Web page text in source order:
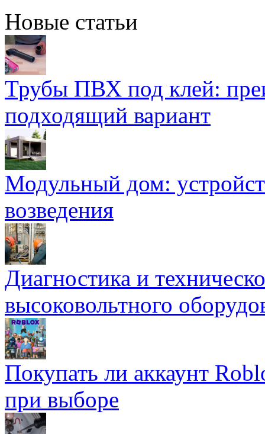
Новые статьи
Трубы ПВХ под клей:
подходящий вариант
Модульный дом:
возведения
Диагностика и
высоковольтного
Покупать ли аккаунт
при выборе